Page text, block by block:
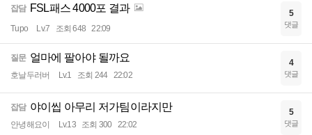
잡담 FSL패스 4000포 결과
Tupo Lv.7 조회 648 22:09
5
댓글
질문 얼마에 팔아야 될까요
호날두러버 Lv.1 조회 244 22:02
4
댓글
잡담 야이씹 아무리 저가팀이라지만
안녕해요이 Lv.13 조회 300 22:02
5
댓글